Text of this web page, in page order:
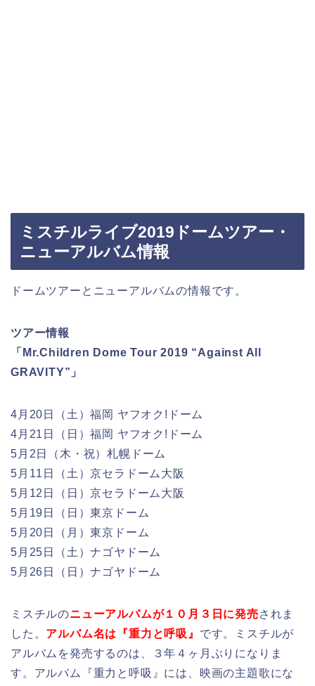
ミスチルライブ2019ドームツアー・
ニューアルバム情報
ドームツアーとニューアルバムの情報です。
ツアー情報
「Mr.Children Dome Tour 2019 “Against All
GRAVITY”」
4月20日（土）福岡 ヤフオク!ドーム
4月21日（日）福岡 ヤフオク!ドーム
5月2日（木・祝）札幌ドーム
5月11日（土）京セラドーム大阪
5月12日（日）京セラドーム大阪
5月19日（日）東京ドーム
5月20日（月）東京ドーム
5月25日（土）ナゴヤドーム
5月26日（日）ナゴヤドーム
ミスチルのニューアルバムが１０月３日に発売されま
した。 アルバム名は『重力と呼吸』 です。ミスチルが
アルバムを発売するのは、３年４ヶ月ぶりになりま
す。アルバム『重力と呼吸』には、映画の主題歌にな